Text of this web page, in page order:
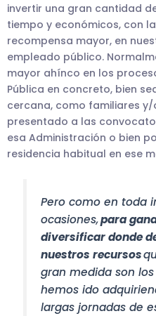
invertir una gran cantidad
tiempo y económicos, con
recompensa mayor, en
empleado público.
mayor ahínco en los
Pública en concreto, bien
cercana, como familiares y/
presentado a las
esa Administración o bien
residencia habitual en ese
Pero como en toda
ocasiones,para
diversificar donde
nuestros recursos
gran medida son
hemos ido
largas jornadas de